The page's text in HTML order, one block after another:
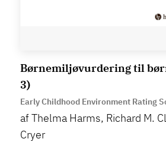
Børnemiljøvurdering til
3)
Early Childhood Environment Rating
af Thelma Harms, Richard M.
Cryer